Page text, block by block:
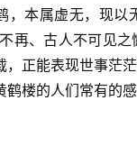
，本属虚无，现以
再、古人不可见
，正能表现世事茫
鹤楼的人们常有的